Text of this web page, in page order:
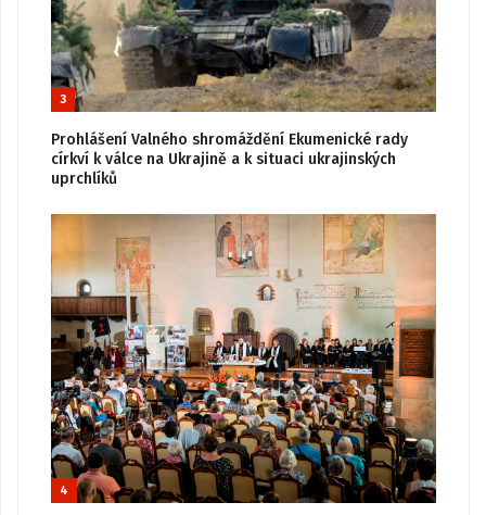
3
Prohlášení Valného shromáždění Ekumenické rady
církví k válce na Ukrajině a k situaci ukrajinských
uprchlíků
4